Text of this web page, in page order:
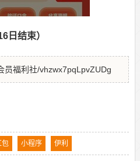
日结束）
员福利社/vhzwx7pqLpvZUDg
包 小程序 伊利